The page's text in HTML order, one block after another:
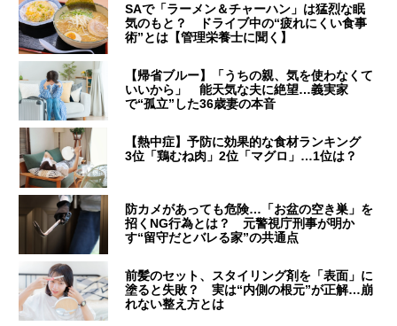
SAで「ラーメン＆チャーハン」は猛烈な眠
気のもと？ ドライブ中の“疲れにくい食事
術”とは【管理栄養士に聞く】
【帰省ブルー】「うちの親、気を使わなくて
いいから」 能天気な夫に絶望…義実家
で“孤立”した36歳妻の本音
【熱中症】予防に効果的な食材ランキング
3位「鶏むね肉」2位「マグロ」…1位は？
防カメがあっても危険…「お盆の空き巣」を
招くNG行為とは？ 元警視庁刑事が明か
す“留守だとバレる家”の共通点
前髪のセット、スタイリング剤を「表面」に
塗ると失敗？ 実は“内側の根元”が正解…崩
れない整え方とは